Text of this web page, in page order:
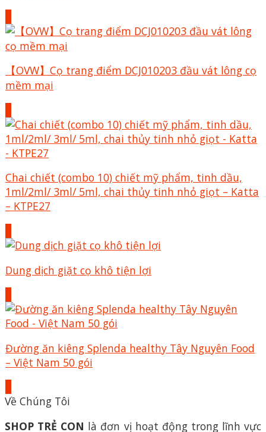
【OVW】Cọ trang điểm DCJ010203 đầu vát lông cọ
mềm mại
Chai chiết (combo 10) chiết mỹ phẩm, tinh dầu,
1ml/2ml/ 3ml/ 5ml, chai thủy tinh nhỏ giọt – Katta
– KTPE27
Dung dịch giặt cọ khô tiện lợi
Đường ăn kiêng Splenda healthy Tây Nguyên Food
– Việt Nam 50 gói
Về Chúng Tôi
SHOP TRẺ CON là đơn vị hoạt động trong lĩnh vực